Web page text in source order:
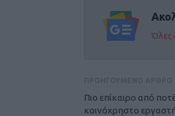
Όλες
Πιο επίκαιρο από
κοινόχρηστο